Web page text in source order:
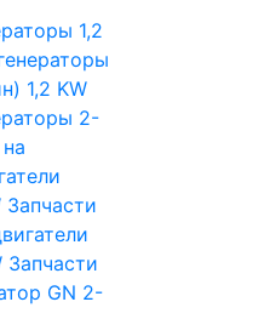
1,2
1,2 KW
2-
Запчасти
Запчасти
GN 2-